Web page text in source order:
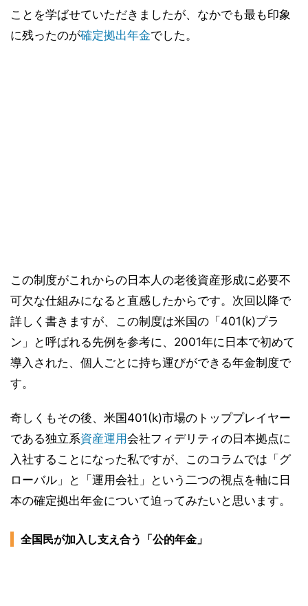
ことを学ばせていただきましたが、なかでも最も印象
に残ったのが確定拠出年金でした。
この制度がこれからの日本人の老後資産形成に必要不
可欠な仕組みになると直感したからです。次回以降で
詳しく書きますが、この制度は米国の「401(k)プラ
ン」と呼ばれる先例を参考に、2001年に日本で初めて
導入された、個人ごとに持ち運びができる年金制度で
す。
奇しくもその後、米国401(k)市場のトッププレイヤー
である独立系資産運用会社フィデリティの日本拠点に
入社することになった私ですが、このコラムでは「グ
ローバル」と「運用会社」という二つの視点を軸に日
本の確定拠出年金について迫ってみたいと思います。
全国民が加入し支え合う「公的年金」